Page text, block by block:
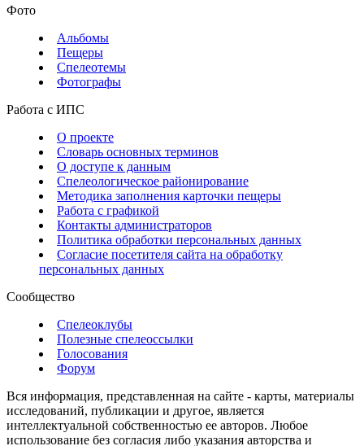
Фото
Альбомы
Пещеры
Спелеотемы
Фотографы
Работа с ИПС
О проекте
Словарь основных терминов
О доступе к данным
Спелеологическое районирование
Методика заполнения карточки пещеры
Работа с графикой
Контакты администраторов
Политика обработки персональных данных
Согласие посетителя сайта на обработку
персональных данных
Сообщество
Спелеоклубы
Полезные спелеоссылки
Голосования
Форум
Вся информация, представленная на сайте - карты, материалы
исследований, публикации и другое, является
интеллектуальной собственностью ее авторов. Любое
использование без согласия либо указания авторства и